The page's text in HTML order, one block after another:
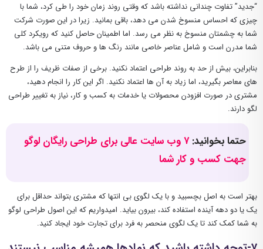
“جدید” تفاوت چندانی نداشته باشد که وقتی روند زمان خود را طی کرد، شما با
چیزی که احساس منسوخ شدن می دهد، باقی بمانید. زیرا در این صورت شرکت
شما به چشمتان منسوخ به نظر می رسد. اما اطمینان حاصل کنید که رویکرد کلی
شما مدرن است و شامل عناصر خاصی مانند رنگ ها و حروف متنی می باشد.
بنابراین، بیش از حد به روند طراحی اعتماد نکنید. برخی از صفات ظریف را از طرح
های معاصر بگیرید، اما زیاد به آن ها اعتماد نکنید. اگر این کار را انجام دهید،
مشتری در صورت افزودن محصولات یا خدمات به کسب و کار، نیاز به تغییر طراحی
لگو دارند.
حتما بخوانید: ۷ وب سایت عالی برای طراحی رایگان لوگو
جهت کسب و کار شما
بهتر است به اصل بچسبید و با یک لگوی بی انتها که مشتری بتواند حداقل برای
یک یا دو دهه آینده استفاده کند، بیرون بیاید. امیدواریم که این اصول طراحی لوگو
به شما کمک کند تا یک لگوی منحصر به فرد برای تجارت خود ایجاد کنید.